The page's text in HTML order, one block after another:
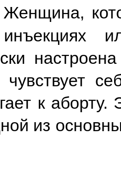
инъекциях
чувствует
к
из